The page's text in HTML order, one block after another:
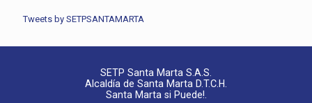
Tweets by SETPSANTAMARTA
SETP Santa Marta S.A.S.
Alcaldía de Santa Marta D.T.C.H.
Santa Marta si Puede!.